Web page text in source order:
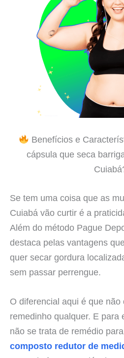
Benefícios e
cápsula que seca
Se tem uma coisa que as
Cuiabá vão curtir é a
Além do método Pague
destaca pelas vantagens
quer secar gordura
sem passar perrengue.
O diferencial aqui é que não
remedinho qualquer. E para
não se trata de remédio
composto redutor de